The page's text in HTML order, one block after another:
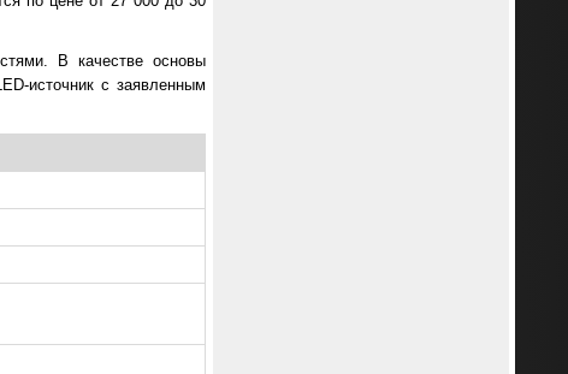
В качестве основы
источник с заявленным